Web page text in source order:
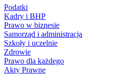
Podatki
Kadry i BHP
Prawo w biznesie
Samorząd i administracja
Szkoły i uczelnie
Zdrowie
Prawo dla każdego
Akty Prawne